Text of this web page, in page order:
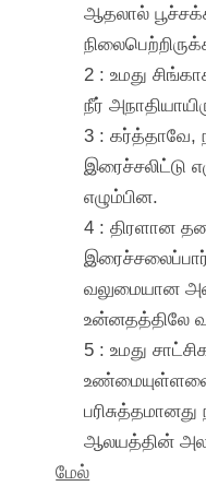
ஆதலால்
2 : உமது
நீர்
3 : கர்த்தாவே,
இரைச்சலிட்டு
எழும்பின.
4 : திரளான
வலுமையான
உன்னதத்திலே
5 : உமது
ஆலயத்தின்
மேல்